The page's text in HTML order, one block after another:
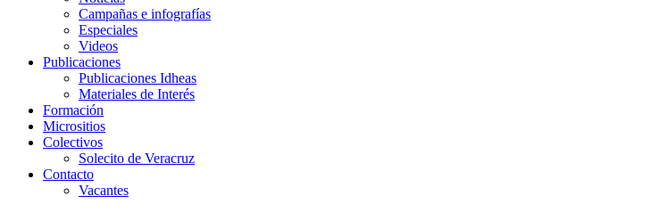
Campañas e infografías
Especiales
Videos
Publicaciones
Publicaciones Idheas
Materiales de Interés
Formación
Micrositios
Colectivos
Solecito de Veracruz
Contacto
Vacantes